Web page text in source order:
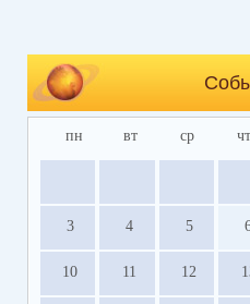
пн вт ср чт
3 4 5
10 11 12